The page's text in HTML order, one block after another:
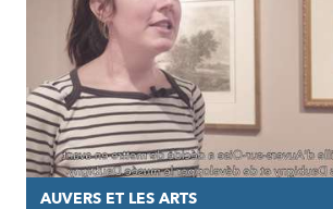
AUVERS ET LES ARTS